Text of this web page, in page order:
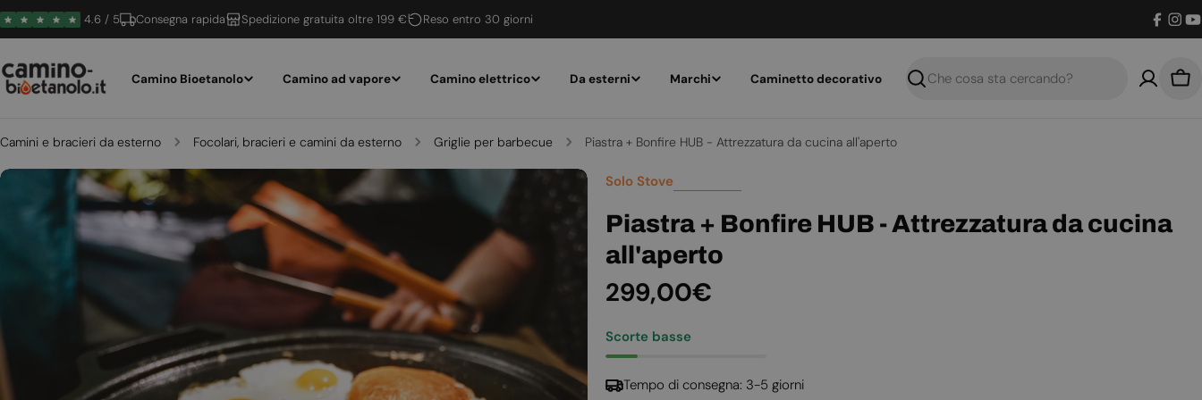
Vai
al
4.6 / 5 Consegna rapida Spedizione gratuita oltre 199 € Reso entro 30 giorni
Camino Bioetanolo Camino ad vapore Camino elettrico Da esterni Marchi Caminetto decorativo
Ricerca
Camini e bracieri da esterno Focolari, bracieri e camini da esterno Griglie per barbecue Piastra + Bonfire HUB - Attrezzatura da cucina all'aperto
Solo Stove
Piastra + Bonfire HUB - Attrezzatura da cucina
all'aperto
Prezzo
normale
299,00€
Scorte basse
Tempo di consegna: 3-5 giorni